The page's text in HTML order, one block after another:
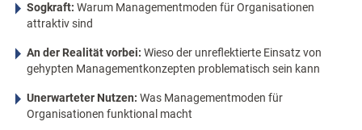
Sogkraft: Warum Managementmoden für Organisationen
attraktiv sind
An der Realität vorbei: Wieso der unreflektierte Einsatz von
gehypten Managementkonzepten problematisch sein kann
Unerwarteter Nutzen: Was Managementmoden für
Organisationen funktional macht